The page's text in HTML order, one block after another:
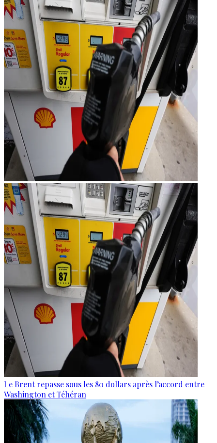
Le Brent repasse sous les 80 dollars après l’accord entre
Washington et Téhéran